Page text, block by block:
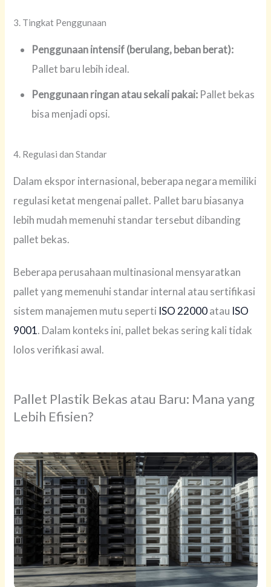
3. Tingkat Penggunaan
Penggunaan intensif (berulang, beban berat):
Pallet baru lebih ideal.
Penggunaan ringan atau sekali pakai: Pallet bekas
bisa menjadi opsi.
4. Regulasi dan Standar
Dalam ekspor internasional, beberapa negara memiliki
regulasi ketat mengenai pallet. Pallet baru biasanya
lebih mudah memenuhi standar tersebut dibanding
pallet bekas.
Beberapa perusahaan multinasional mensyaratkan
pallet yang memenuhi standar internal atau sertifikasi
sistem manajemen mutu seperti ISO 22000atau ISO
9001. Dalam konteks ini, pallet bekas sering kali tidak
lolos verifikasi awal.
Pallet Plastik Bekas atau Baru: Mana yang
Lebih Efisien?